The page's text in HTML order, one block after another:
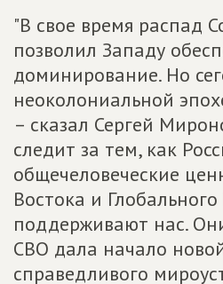
"В свое время распад
позволил Западу
доминирование. Но
неоколониальной
– сказал Сергей
следит за тем, как
общечеловеческие
Востока и
поддерживают нас.
СВО дала начало
справедливого